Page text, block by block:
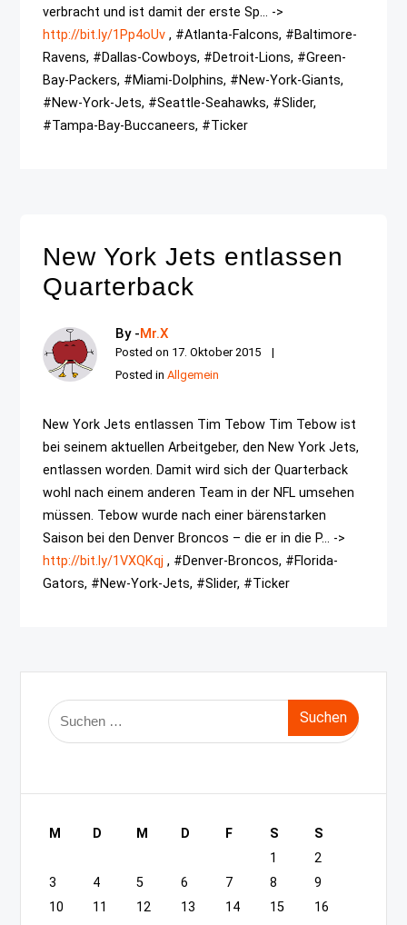
verbracht und ist damit der erste Sp... ->
http://bit.ly/1Pp4oUv , #Atlanta-Falcons, #Baltimore-
Ravens, #Dallas-Cowboys, #Detroit-Lions, #Green-
Bay-Packers, #Miami-Dolphins, #New-York-Giants,
#New-York-Jets, #Seattle-Seahawks, #Slider,
#Tampa-Bay-Buccaneers, #Ticker
New York Jets entlassen
Quarterback
By -Mr.X
Posted on 17. Oktober 2015
Posted inAllgemein
New York Jets entlassen Tim Tebow Tim Tebow ist
bei seinem aktuellen Arbeitgeber, den New York Jets,
entlassen worden. Damit wird sich der Quarterback
wohl nach einem anderen Team in der NFL umsehen
müssen. Tebow wurde nach einer bärenstarken
Saison bei den Denver Broncos – die er in die P... ->
http://bit.ly/1VXQKqj , #Denver-Broncos, #Florida-
Gators, #New-York-Jets, #Slider, #Ticker
Suche
nach:
M D M D F S
S
1
2
3
4 5 6 7 8
9
10
11 12 13 14 15
16